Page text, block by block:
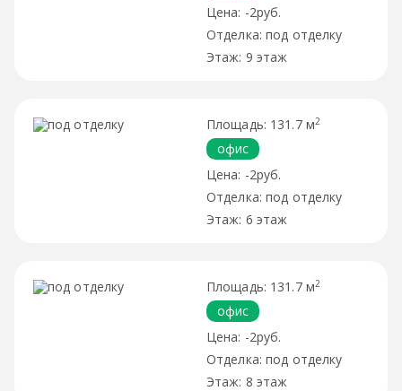
-2руб.
под отделку
9 этаж
131.7 м2
офис
-2руб.
под отделку
6 этаж
131.7 м2
офис
-2руб.
под отделку
8 этаж